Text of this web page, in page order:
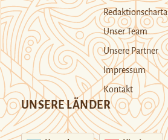
Redaktionscharta
Unser Team
Unsere Partner
Impressum
Kontakt
UNSERE LÄNDER